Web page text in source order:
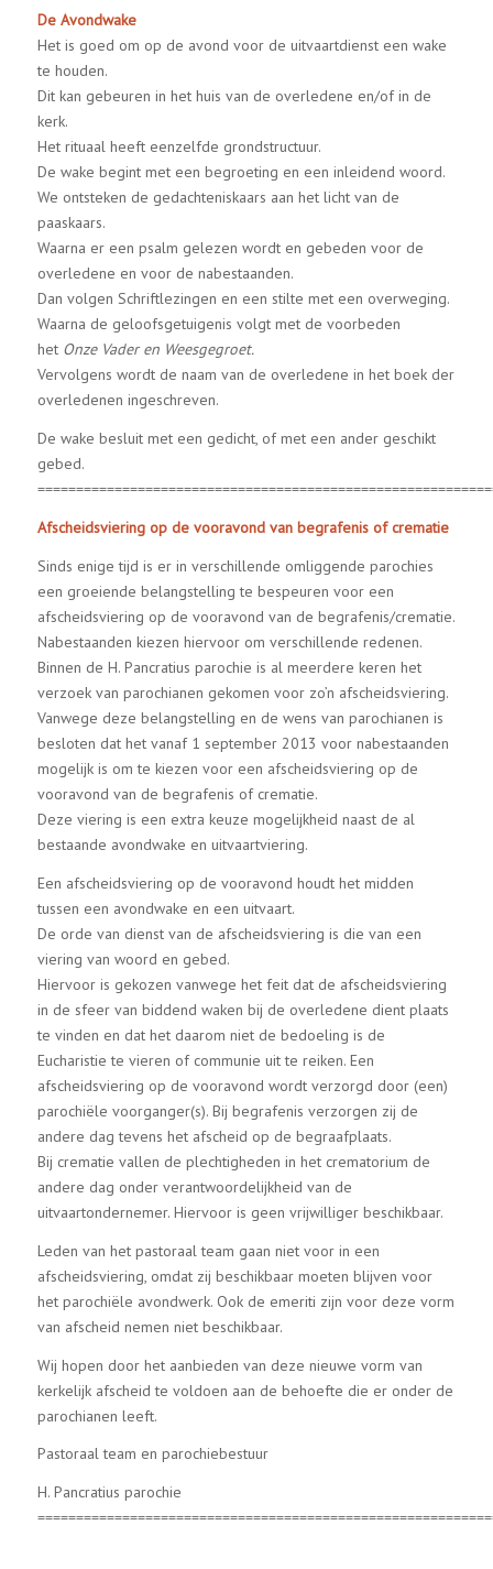
De Avondwake
Het is goed om op de avond voor de uitvaartdienst een wake
te houden.
Dit kan gebeuren in het huis van de overledene en/of in de
kerk.
Het rituaal heeft eenzelfde grondstructuur.
De wake begint met een begroeting en een inleidend woord.
We ontsteken de gedachteniskaars aan het licht van de
paaskaars.
Waarna er een psalm gelezen wordt en gebeden voor de
overledene en voor de nabestaanden.
Dan volgen Schriftlezingen en een stilte met een overweging.
Waarna de geloofsgetuigenis volgt met de voorbeden
het Onze Vader en Weesgegroet.
Vervolgens wordt de naam van de overledene in het boek der
overledenen ingeschreven.
De wake besluit met een gedicht, of met een ander geschikt
gebed.
Afscheidsviering op de vooravond van begrafenis of crematie
Sinds enige tijd is er in verschillende omliggende parochies
een groeiende belangstelling te bespeuren voor een
afscheidsviering op de vooravond van de begrafenis/crematie.
Nabestaanden kiezen hiervoor om verschillende redenen.
Binnen de H. Pancratius parochie is al meerdere keren het
verzoek van parochianen gekomen voor zo’n afscheidsviering.
Vanwege deze belangstelling en de wens van parochianen is
besloten dat het vanaf 1 september 2013 voor nabestaanden
mogelijk is om te kiezen voor een afscheidsviering op de
vooravond van de begrafenis of crematie.
Deze viering is een extra keuze mogelijkheid naast de al
bestaande avondwake en uitvaartviering.
Een afscheidsviering op de vooravond houdt het midden
tussen een avondwake en een uitvaart.
De orde van dienst van de afscheidsviering is die van een
viering van woord en gebed.
Hiervoor is gekozen vanwege het feit dat de afscheidsviering
in de sfeer van biddend waken bij de overledene dient plaats
te vinden en dat het daarom niet de bedoeling is de
Eucharistie te vieren of communie uit te reiken. Een
afscheidsviering op de vooravond wordt verzorgd door (een)
parochiële voorganger(s). Bij begrafenis verzorgen zij de
andere dag tevens het afscheid op de begraafplaats.
Bij crematie vallen de plechtigheden in het crematorium de
andere dag onder verantwoordelijkheid van de
uitvaartondernemer. Hiervoor is geen vrijwilliger beschikbaar.
Leden van het pastoraal team gaan niet voor in een
afscheidsviering, omdat zij beschikbaar moeten blijven voor
het parochiële avondwerk. Ook de emeriti zijn voor deze vorm
van afscheid nemen niet beschikbaar.
Wij hopen door het aanbieden van deze nieuwe vorm van
kerkelijk afscheid te voldoen aan de behoefte die er onder de
parochianen leeft.
Pastoraal team en parochiebestuur
H. Pancratius parochie